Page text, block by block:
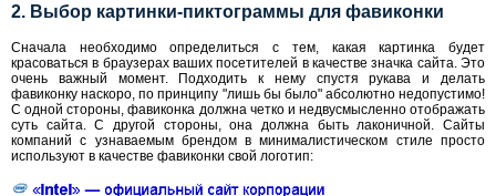
2. Выбор картинки-пиктограммы для фавиконки
Сначала необходимо определиться с тем, какая картинка будет
красоваться в браузерах ваших посетителей в качестве значка сайта. Это
очень важный момент. Подходить к нему спустя рукава и делать
фавиконку наскоро, по принципу "лишь бы было" абсолютно недопустимо!
С одной стороны, фавиконка должна четко и недвусмысленно отображать
суть сайта. С другой стороны, она должна быть лаконичной. Сайты
компаний с узнаваемым брендом в минималистическом стиле просто
используют в качестве фавиконки свой логотип: